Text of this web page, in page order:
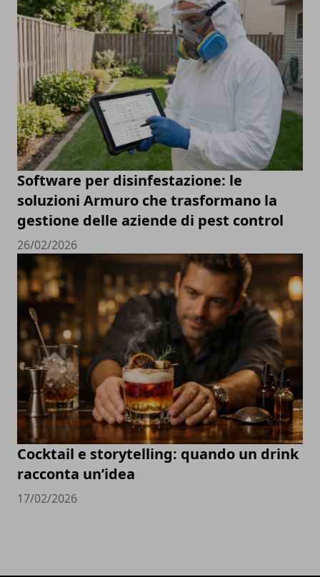
Software per disinfestazione: le
soluzioni Armuro che trasformano la
gestione delle aziende di pest control
26/02/2026
Cocktail e storytelling: quando un drink
racconta un’idea
17/02/2026